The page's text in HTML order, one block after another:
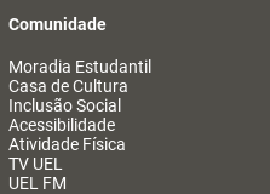
Comunidade
Moradia Estudantil
Casa de Cultura
Inclusão Social
Acessibilidade
Atividade Física
TV UEL
UEL FM